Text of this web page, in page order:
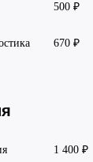
500 ₽
670 ₽
1 400 ₽